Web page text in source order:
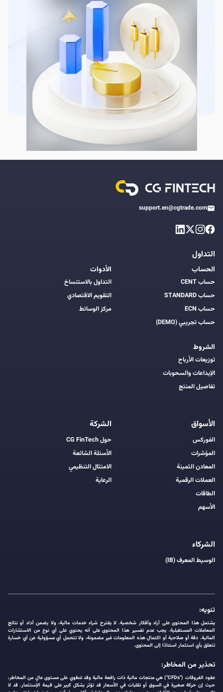
support.en@cgtrade.com
التداول
الحساب
حساب CENT
حساب STANDARD
حساب ECN
حساب تجريبي (DEMO)
الشروط
توزيعات الأرباح
الإيداعات والسحوبات
تفاصيل المنتج
الأدوات
التداول بالاستنساخ
التقويم الاقتصادي
مركز الوسائط
الأسواق
الفوركس
المؤشرات
المعادن الثمينة
العملات الرقمية
الطاقات
الأسهم
الشركة
حول CG FinTech
الأسئلة الشائعة
الامتثال التنظيمي
الرعاية
الشركاء
الوسيط المعرف (IB)
تنويه:
يشتمل هذا المحتوى على آراء وأفكار شخصية. لا يقترح شراء خدمات مالية، ولا يضمن أداء أو نتائج
المعاملات المستقبلية. يجب عدم تفسير هذا المحتوى على أنه يحتوي على أي نوع من الاستشارات
المالية. دقة أو صلاحية أو اكتمال هذه المعلومات غير مضمونة، ولا تتحمل أي مسؤولية عن أي خسارة
تتعلق بأي استثمار استنادًا إلى المحتوى.
تحذير من المخاطر:
عقود الفروقات ("CFDs") هي منتجات مالية ذات رافعة مالية وقد تنطوي على مستوى عالٍ من المخاطر،
حيث إن حركة صغيرة في السوق أو تقلبات في الأسعار قد تؤثر بشكل كبير على قيمة الإستثمار. قد لا